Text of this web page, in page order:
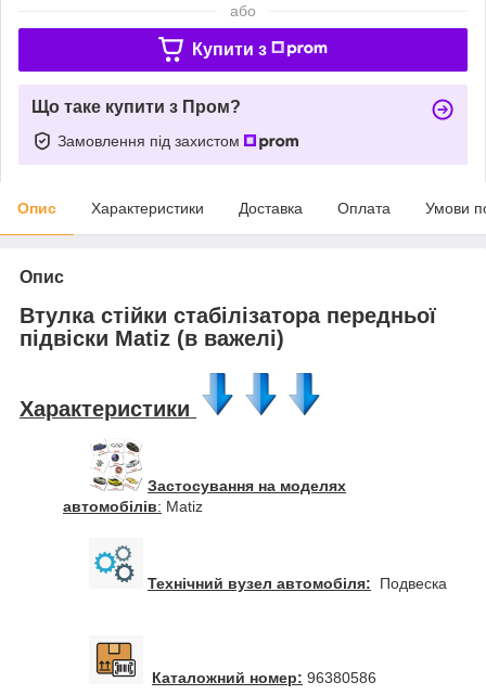
або
Купити з
Що таке купити з Пром?
Замовлення під захистом
Опис Характеристики Доставка Оплата Умови
Опис
Втулка стійки стабілізатора передньої
підвіски Matiz (в важелі)
Характеристики
Застосування на моделях
автомобілів: Matiz
Технічний вузел автомобіля: Подвеска
Каталожний номер: 96380586